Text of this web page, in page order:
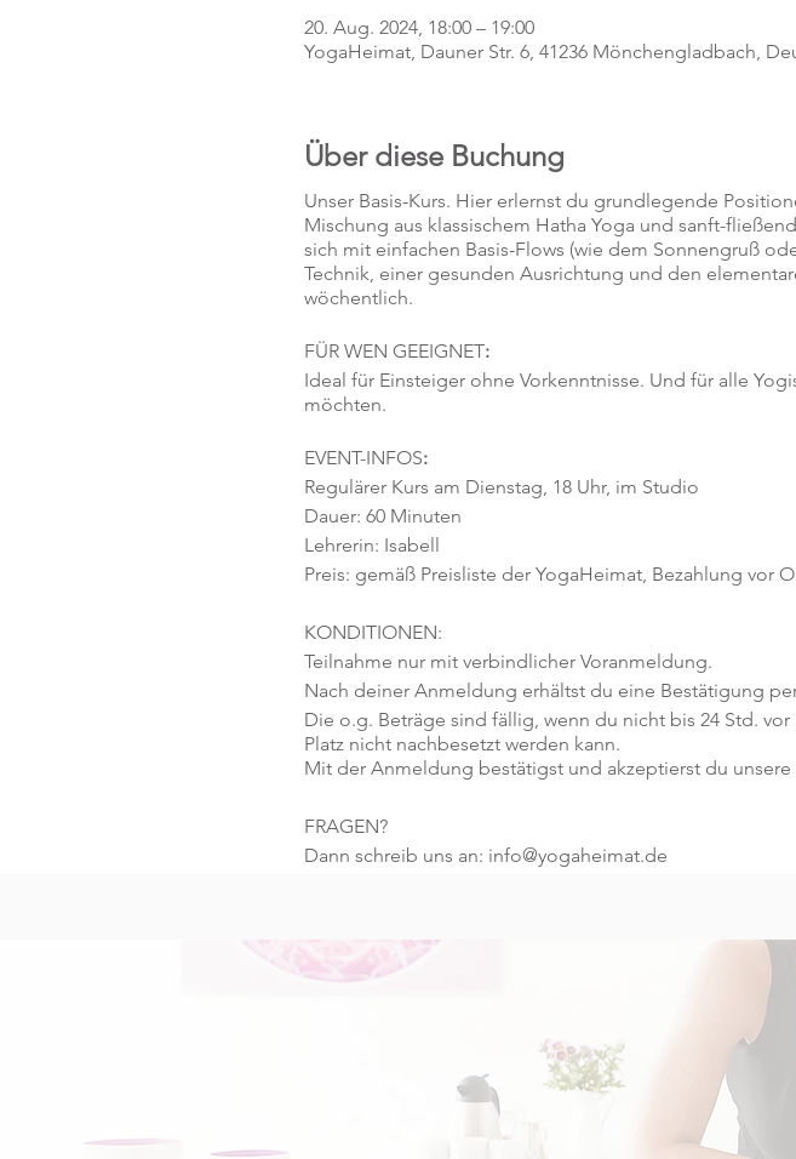
20. Aug. 2024, 18:00 – 19:00
YogaHeimat, Dauner Str. 6, 41236 Mönchengladbach,
Über diese Buchung
Unser Basis-Kurs. Hier erlernst du grundlegende
Mischung aus klassischem Hatha Yoga und sanft-
sich mit einfachen Basis-Flows (wie dem Sonnengruß
Technik, einer gesunden Ausrichtung und den
wöchentlich.
FÜR WEN GEEIGNET:
Ideal für Einsteiger ohne Vorkenntnisse. Und für alle
möchten.
EVENT-INFOS:
Regulärer Kurs am Dienstag, 18 Uhr, im Studio
Dauer: 60 Minuten
Lehrerin: Isabell
Preis: gemäß Preisliste der YogaHeimat, Bezahlung vor
KONDITIONEN:
Teilnahme nur mit verbindlicher Voranmeldung.
Nach deiner Anmeldung erhältst du eine Bestätigung
Die o.g. Beträge sind fällig, wenn du nicht bis 24 Std.
Platz nicht nachbesetzt werden kann.
Mit der Anmeldung bestätigst und akzeptierst du
FRAGEN?
Dann schreib uns an: info@yogaheimat.de